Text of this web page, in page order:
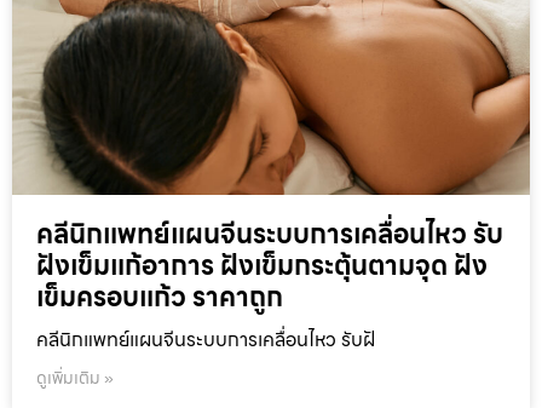
คลีนิกแพทย์แผนจีนระบบการเคลื่อนไหว รับ
ฝังเข็มแก้อาการ ฝังเข็มกระตุ้นตามจุด ฝัง
เข็มครอบแก้ว ราคาถูก
คลีนิกแพทย์แผนจีนระบบการเคลื่อนไหว รับฝั
ดูเพิ่มเติม »